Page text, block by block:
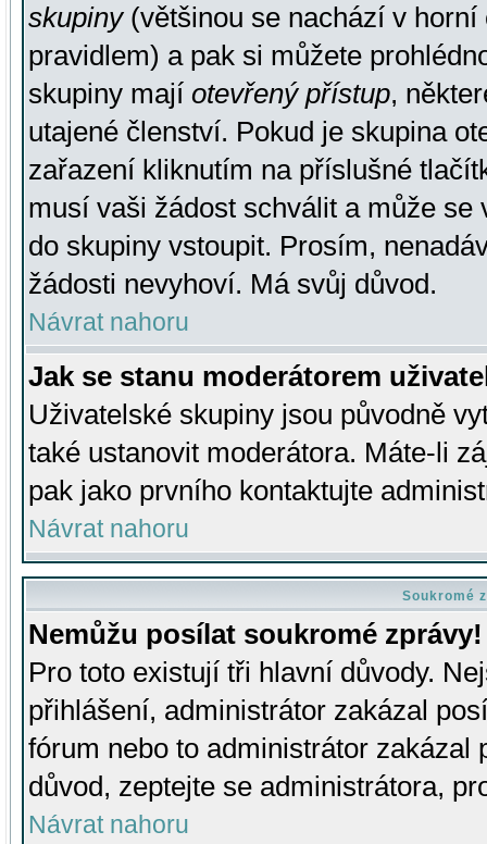
skupiny(většinou se nachází v horní
pravidlem) a pak si můžete
skupiny mají otevřený přístup,
utajené členství. Pokud je skupina
zařazení kliknutím na příslušné
musí vaši žádost schválit a může se
do skupiny vstoupit. Prosím,
žádosti nevyhoví. Má svůj důvod.
Návrat nahoru
Jak se stanu moderátorem
Uživatelské skupiny jsou původně
také ustanovit moderátora. Máte-li
pak jako prvního kontaktujte
Návrat nahoru
Soukromé
Nemůžu posílat soukromé zprávy!
Pro toto existují tři hlavní důvody.
přihlášení, administrátor zakázal
fórum nebo to administrátor zakázal
důvod, zeptejte se administrátora,
Návrat nahoru